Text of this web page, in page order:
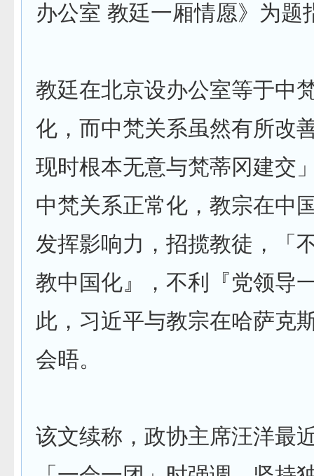
办公室 教廷一厢情愿》为题
教廷在北京设办公室等于中
化，而中梵关系虽然有所改
现时根本无意与梵蒂冈建交
中梵关系正常化，教宗在中
发挥影响力，招揽教徒，「
教中国化』，不利『党领导
此，习近平与教宗在哈萨克
会晤。
该文续称，政协主席汪洋最